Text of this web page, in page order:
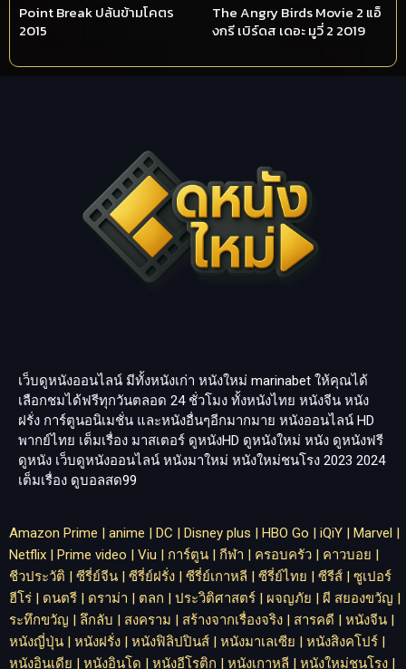
Point Break ปล้นข้ามโคตร
2015
The Angry Birds Movie 2 แอ็
งกรี เบิร์ดส เดอะ มูวี่ 2 2019
เว็บดูหนังออนไลน์ มีทั้งหนังเก่า หนังใหม่ marinabet ให้คุณได้
เลือกชมได้ฟรีทุกวันตลอด 24 ชั่วโมง ทั้งหนังไทย หนังจีน หนัง
ฝรั่ง การ์ตูนอนิเมชั่น และหนังอื่นๆอีกมากมาย หนังออนไลน์ HD
พากย์ไทย เต็มเรื่อง มาสเตอร์ ดูหนังHD ดูหนังใหม่ หนัง ดูหนังฟรี
ดูหนัง เว็บดูหนังออนไลน์ หนังมาใหม่ หนังใหม่ชนโรง 2023 2024
เต็มเรื่อง ดูบอลสด99
Amazon Prime | anime | DC | Disney plus | HBO Go | iQiY | Marvel |
Netflix | Prime video | Viu | การ์ตูน | กีฬา | ครอบครัว | คาวบอย |
ชีวประวัติ | ซีรี่ย์จีน | ซีรี่ย์ฝรั่ง | ซีรี่ย์เกาหลี | ซีรี่ย์ไทย | ซีรีส์ | ซูเปอร์
ฮีโร่ | ดนตรี | ดราม่า | ตลก | ประวิติศาสตร์ | ผจญภัย | ผี สยองขวัญ |
ระทึกขวัญ | ลึกลับ | สงคราม | สร้างจากเรื่องจริง | สารคดี | หนังจีน |
หนังญี่ปุ่น | หนังฝรั่ง | หนังฟิลิปปินส์ | หนังมาเลเซีย | หนังสิงคโปร์ |
หนังอินเดีย | หนังอินโด | หนังอีโรติก | หนังเกาหลี | หนังใหม่ชนโรง |